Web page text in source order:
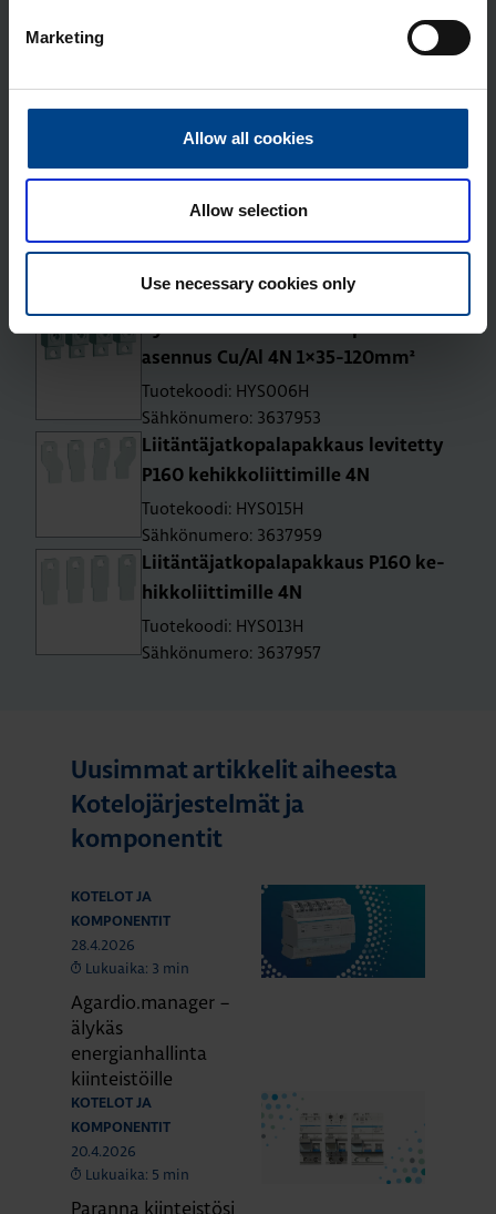
Marketing
Allow all cookies
Allow selection
Use necessary cookies only
Kyt­ken­tä­lii­tin P160 si­sä­asen­nus
Sähkönumero: 3637951
Kyt­ken­tä­lii­tin­pak­kaus P160 si­sä­
asen­nus Cu/Al 4N 6×4-25mm²
Tuotekoodi: HYS056H
Kyt­ken­tä­lii­tin P160 ul­ko­puo­li­nen
asen­nus Cu/Al 4N 1×35-120mm²
Tuotekoodi: HYS006H
Sähkönumero: 3637953
Lii­tän­tä­jat­ko­pa­la­pak­kaus le­vi­tet­ty
P160 ke­hik­ko­liit­ti­mil­le 4N
Tuotekoodi: HYS015H
Sähkönumero: 3637959
Lii­tän­tä­jat­ko­pa­la­pak­kaus P160 ke­
hik­ko­liit­ti­mil­le 4N
Tuotekoodi: HYS013H
Sähkönumero: 3637957
Uusimmat artikkelit aiheesta
Kotelojärjestelmät ja
komponentit
KOTELOT JA
KOMPONENTIT
28.4.2026
Lukuaika: 3 min
Agardio.manager –
älykäs
energianhallinta
kiinteistöille
KOTELOT JA
KOMPONENTIT
20.4.2026
Lukuaika: 5 min
Paranna kiinteistösi